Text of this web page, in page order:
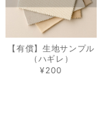
【有償】生地サンプル
（ハギレ）
¥200